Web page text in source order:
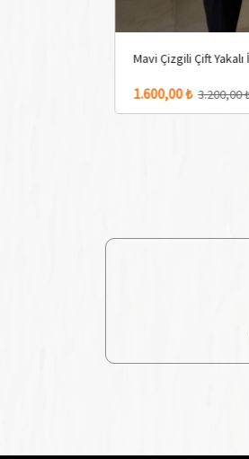
Mavi Çizgili Çift Yakalı İncili Gömlek